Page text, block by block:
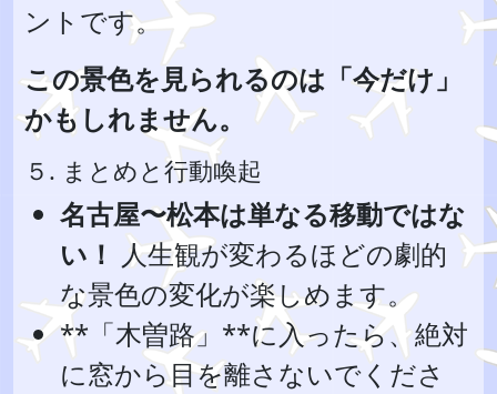
ントです。
この景色を見られるのは「今だけ」
かもしれません。
５. まとめと行動喚起
名古屋〜松本は単なる移動ではな
い！ 人生観が変わるほどの劇的
な景色の変化が楽しめます。
**「木曽路」**に入ったら、絶対
に窓から目を離さないでくださ